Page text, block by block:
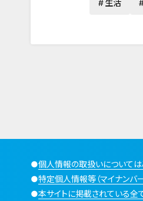
生活
●個人情報の取扱いについては
●特定個人情報等（マイナンバ
●本サイトに掲載されている全